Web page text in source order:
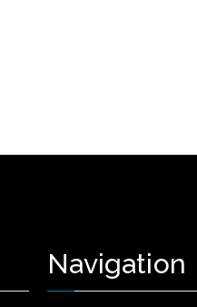
Navigation